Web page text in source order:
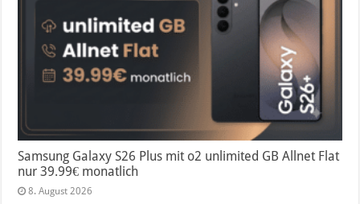
Samsung Galaxy S26 Plus mit o2 unlimited GB Allnet Flat
nur 39.99€ monatlich
8. August 2026